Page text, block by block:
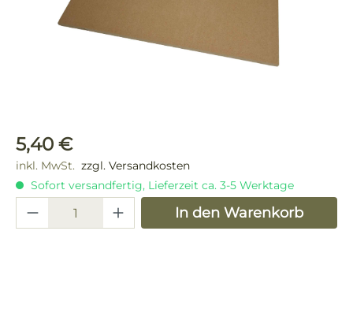
Regulärer Preis:
5,40 €
inkl. MwSt. zzgl. Versandkosten
Sofort versandfertig, Lieferzeit ca. 3-5 Werktage
Produkt Anzahl: Gib denIn den Warenkorb